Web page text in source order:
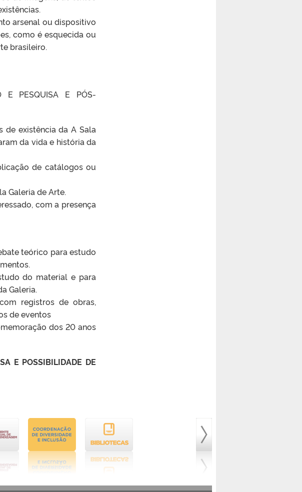
arsenal ou dispositivo
como é esquecida ou
brasileiro.
E PESQUISA E PÓS-
existência da A Sala
da vida e história da
de catálogos ou
Galeria de Arte.
com a presença
teórico para estudo
do material e para
Galeria.
registros de obras,
de eventos
dos 20 anos
E POSSIBILIDADE DE